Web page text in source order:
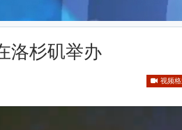
洛杉矶举办
视频